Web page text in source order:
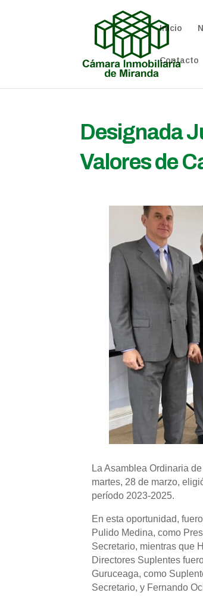
Inicio
Contacto
Designada
Valores de
La Asamblea Ordinaria
martes, 28 de marzo,
período 2023-2025.
En esta oportunidad,
Pulido Medina, como
Secretario, mientras que
Directores Suplentes
Guruceaga, como
Secretario, y Fernando